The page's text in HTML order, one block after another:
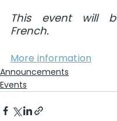
This event will
French.
More information
Announcements
Events